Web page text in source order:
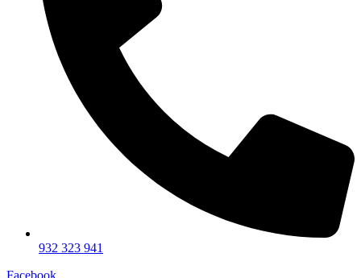
932 323 941
Facebook